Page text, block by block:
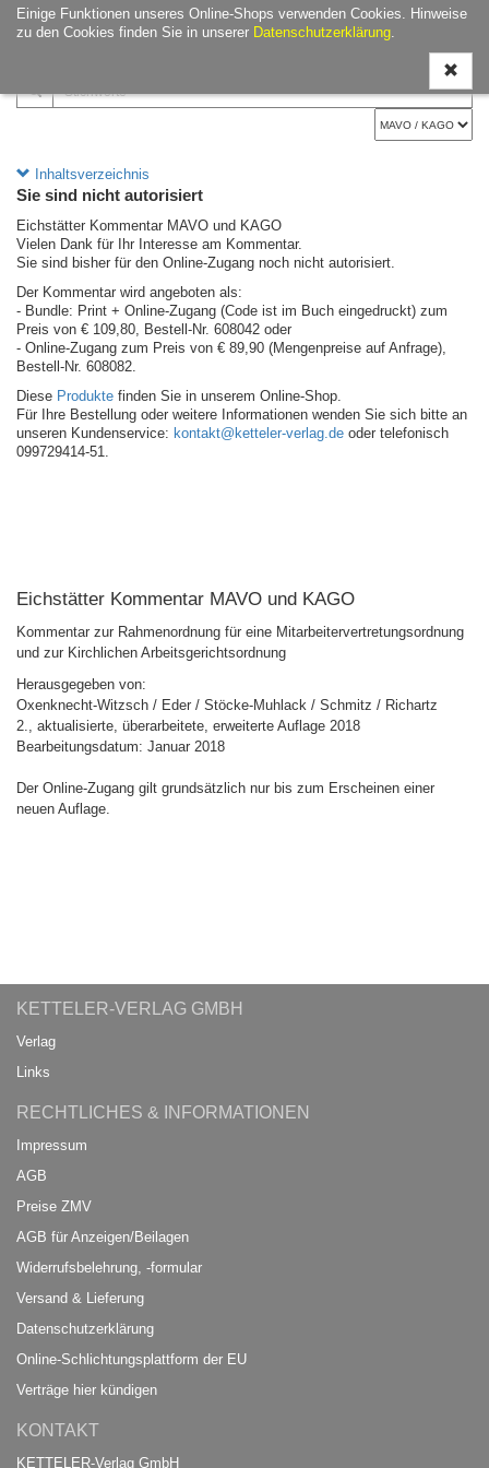
Einige Funktionen unseres Online-Shops verwenden Cookies. Hinweise
zu den Cookies finden Sie in unserer Datenschutzerklärung.
ein-/
Inhaltsverzeichnis
Sie sind nicht autorisiert
Eichstätter Kommentar MAVO und KAGO
Vielen Dank für Ihr Interesse am Kommentar.
Sie sind bisher für den Online-Zugang noch nicht autorisiert.
Der Kommentar wird angeboten als:
- Bundle: Print + Online-Zugang (Code ist im Buch eingedruckt) zum
Preis von € 109,80, Bestell-Nr. 608042 oder
- Online-Zugang zum Preis von € 89,90 (Mengenpreise auf Anfrage),
Bestell-Nr. 608082.
Diese Produkte finden Sie in unserem Online-Shop.
Für Ihre Bestellung oder weitere Informationen wenden Sie sich bitte an
unseren Kundenservice: kontakt@ketteler-verlag.de oder telefonisch
099729414-51.
Eichstätter Kommentar MAVO und KAGO
Kommentar zur Rahmenordnung für eine Mitarbeitervertretungsordnung
und zur Kirchlichen Arbeitsgerichtsordnung
Herausgegeben von:
Oxenknecht-Witzsch / Eder / Stöcke-Muhlack / Schmitz / Richartz
2., aktualisierte, überarbeitete, erweiterte Auflage 2018
Bearbeitungsdatum: Januar 2018
Der Online-Zugang gilt grundsätzlich nur bis zum Erscheinen einer
neuen Auflage.
KETTELER-VERLAG GMBH
Verlag
Links
RECHTLICHES & INFORMATIONEN
Impressum
AGB
Preise ZMV
AGB für Anzeigen/Beilagen
Widerrufsbelehrung, -formular
Versand & Lieferung
Datenschutzerklärung
Online-Schlichtungsplattform der EU
Verträge hier kündigen
KONTAKT
KETTELER-Verlag GmbH